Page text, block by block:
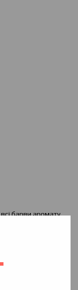
барви аромату..